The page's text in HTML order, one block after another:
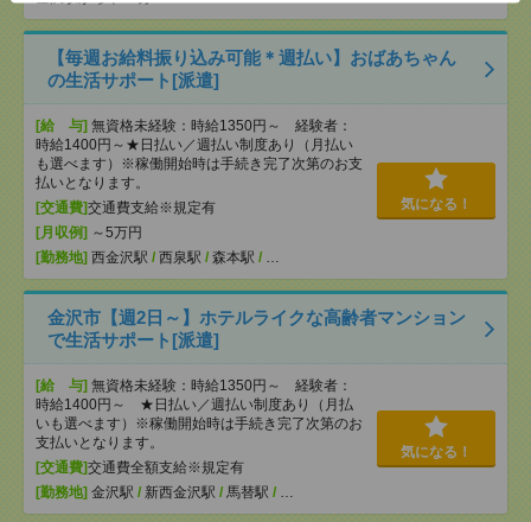
【毎週お給料振り込み可能＊週払い】おばあちゃん
の生活サポート[派遣]
[給 与] 無資格未経験：時給1350円～ 経験者：
時給1400円～★日払い／週払い制度あり（月払い
も選べます）※稼働開始時は手続き完了次第のお支
払いとなります。
[交通費]交通費支給※規定有
[月収例] ～5万円
[勤務地] 西金沢駅 / 西泉駅 / 森本駅 / …
気になる！
金沢市【週2日～】ホテルライクな高齢者マンション
で生活サポート[派遣]
[給 与] 無資格未経験：時給1350円～ 経験者：
時給1400円～ ★日払い／週払い制度あり（月払
いも選べます）※稼働開始時は手続き完了次第のお
支払いとなります。
[交通費]交通費全額支給※規定有
[勤務地] 金沢駅 / 新西金沢駅 / 馬替駅 / …
気になる！